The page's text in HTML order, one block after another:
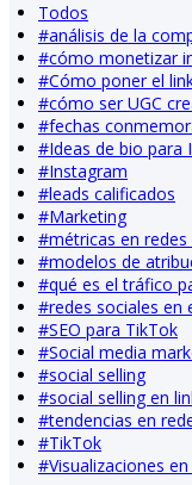
Todos
#análisis de la
#cómo monetizar
#Cómo poner el
#cómo ser UGC
#fechas
#Ideas de bio para
#Instagram
#leads calificados
#Marketing
#métricas en redes
#modelos de
#qué es el tráfico
#redes sociales en
#SEO para TikTok
#Social media
#social selling
#social selling en
#tendencias en
#TikTok
#Visualizaciones